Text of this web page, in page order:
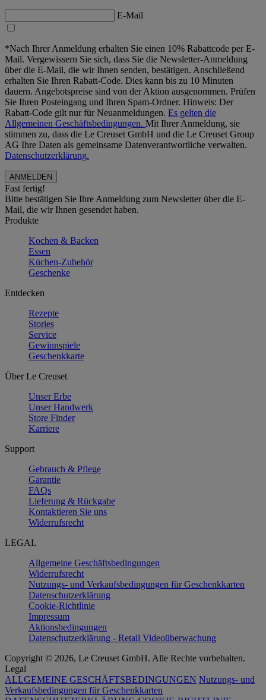
E-Mail
*Nach Ihrer Anmeldung erhalten Sie einen 10% Rabattcode per E-
Mail. Vergewissern Sie sich, dass Sie die Newsletter-Anmeldung
über die E-Mail, die wir Ihnen senden, bestätigen. Anschließend
erhalten Sie Ihren Rabatt-Code. Dies kann bis zu 10 Minuten
dauern. Angebotspreise sind von der Aktion ausgenommen. Prüfen
Sie Ihren Posteingang und Ihren Spam-Ordner. Hinweis: Der
Rabatt-Code gilt nur für Neuanmeldungen. Es gelten die
Allgemeinen Geschäftsbedingungen. Mit Ihrer Anmeldung, sie
stimmen zu, dass die Le Creuset GmbH und die Le Creuset Group
AG Ihre Daten als gemeinsame Datenverantwortliche verwalten.
Datenschutzerklärung.
Fast fertig!
Bitte bestätigen Sie Ihre Anmeldung zum Newsletter über die E-
Mail, die wir Ihnen gesendet haben.
Produkte
Kochen & Backen
Essen
Küchen-Zubehör
Geschenke
Entdecken
Rezepte
Stories
Service
Gewinnspiele
Geschenkkarte
Über Le Creuset
Unser Erbe
Unser Handwerk
Store Finder
Karriere
Support
Gebrauch & Pflege
Garantie
FAQs
Lieferung & Rückgabe
Kontaktieren Sie uns
Widerrufsrecht
LEGAL
Allgemeine Geschäftsbedingungen
Widerrufsrecht
Nutzungs- und Verkaufsbedingungen für Geschenkkarten
Datenschutzerklärung
Cookie-Richtlinie
Impressum
Aktionsbedingungen
Datenschutzerklärung - Retail Videoüberwachung
Copyright © 2026, Le Creuset GmbH. Alle Rechte vorbehalten.
Legal
ALLGEMEINE GESCHÄFTSBEDINGUNGEN Nutzungs- und
Verkaufsbedingungen für Geschenkkarten